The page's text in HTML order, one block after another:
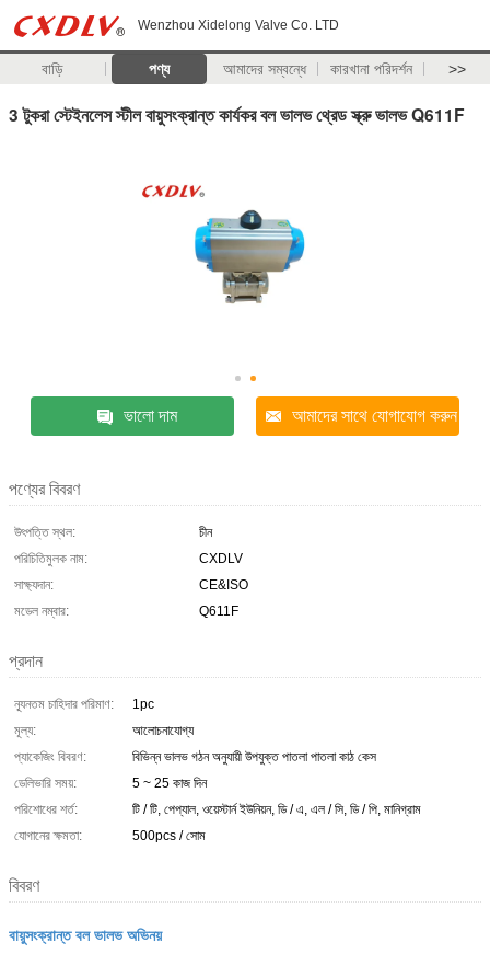
Wenzhou Xidelong Valve Co. LTD
বাড়ি পণ্য আমাদের সম্বন্ধে কারখানা পরিদর্শন >>
3 টুকরা স্টেইনলেস স্টীল বায়ুসংক্রান্ত কার্যকর বল ভালভ থ্রেড স্ক্রু ভালভ Q611F
ভালো দাম আমাদের সাথে যোগাযোগ করুন
পণ্যের বিবরণ
উৎপত্তি স্থল:
চীন
পরিচিতিমুলক নাম:
CXDLV
সাক্ষ্যদান:
CE&ISO
মডেল নম্বার:
Q611F
প্রদান
ন্যূনতম চাহিদার পরিমাণ:
1pc
মূল্য:
আলোচনাযোগ্য
প্যাকেজিং বিবরণ:
বিভিন্ন ভালভ গঠন অনুযায়ী উপযুক্ত পাতলা পাতলা কাঠ কেস
ডেলিভারি সময়:
5 ~ 25 কাজ দিন
পরিশোধের শর্ত:
টি / টি, পেপ্যাল, ওয়েস্টার্ন ইউনিয়ন, ডি / এ, এল / সি, ডি / পি, মানিগ্রাম
যোগানের ক্ষমতা:
500pcs / সোম
বিবরণ
বায়ুসংক্রান্ত বল ভালভ অভিনয়